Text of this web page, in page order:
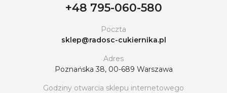
+48 795-060-580
Poczta
sklep@radosc-cukiernika.pl
Adres
Poznańska 38, 00-689 Warszawa
Godziny otwarcia sklepu internetowego